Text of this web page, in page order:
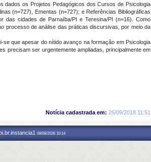
dados os Projetos Pedagógicos dos Cursos de Psicologia
(n=727), Ementas (n=727); e Referências Bibliográficas
das cidades de Parnaíba/PI e Teresina/PI (n=16). Como
processo de análise das práticas discursivas, por meio da
se que apesar do nítido avanço na formação em Psicologia
precisam ser urgentemente ampliadas, principalmente em
Notícia cadastrada em: 26/09/2018 11:51
08/08/2026 10:14